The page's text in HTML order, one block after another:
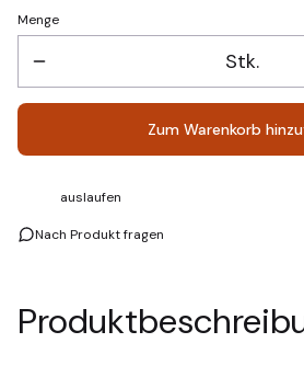
Menge
Stk.
Zum Warenkorb
auslaufen
Nach Produkt fragen